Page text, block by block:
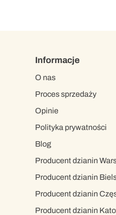
Informacje
O nas
Proces sprzedaży
Opinie
Polityka prywatności
Blog
Producent dzianin
Producent dzianin
Producent dzianin
Producent dzianin